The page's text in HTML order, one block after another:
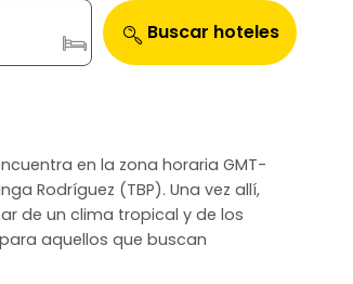
Buscar hoteles
en la zona horaria GMT-
Rodríguez (TBP). Una vez allí,
de un clima tropical y de los
aquellos que buscan